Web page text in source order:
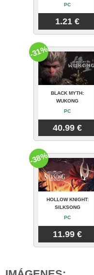
PC
1.21 €
BLACK MYTH:
WUKONG
PC
40.99 €
-31%
HOLLOW KNIGHT:
SILKSONG
PC
11.99 €
-38%